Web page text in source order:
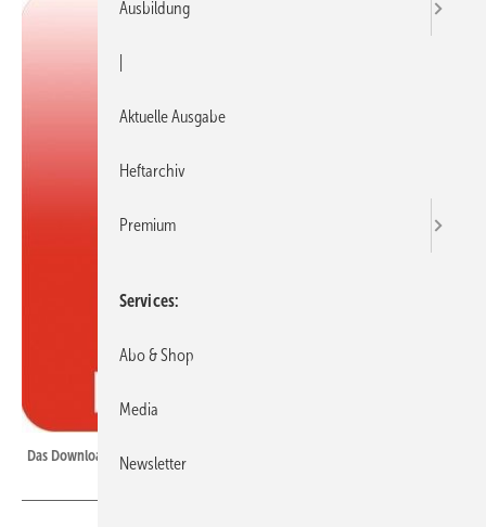
Das Downloadmotiv der App.
Ausbildung
Aktuelle Ausgabe
Heftarchiv
Premium
Services
Abo & Shop
Media
Newsletter